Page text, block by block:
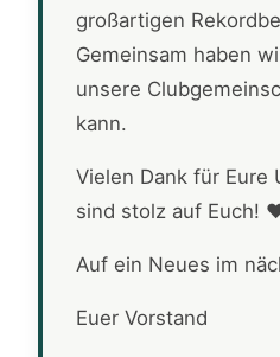
großartigen
Gemeinsam haben
unsere
kann.
Vielen Dank für Eure
sind stolz auf Euch!
Auf ein Neues im
Euer Vorstand